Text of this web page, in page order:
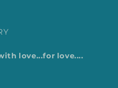
love...for love....